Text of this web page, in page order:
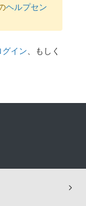
ヘルプセン
グイン、もしく